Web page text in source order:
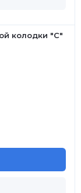
колодки "С"